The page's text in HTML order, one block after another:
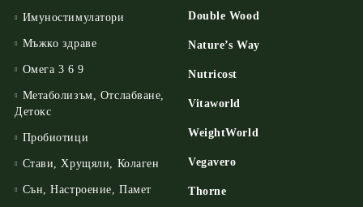
Имуностимулатори
Мъжко здраве
Омега 3 6 9
Метаболизъм, Отслабване,
Детокс
Пробиотици
Стави, Хрущяли, Колаген
Сън, Настроение, Памет
Double Wood
Nature’s Way
Nutricost
Vitaworld
WeightWorld
Vegavero
Thorne